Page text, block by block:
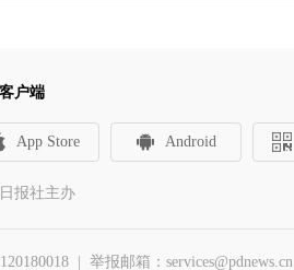
户端
App Store Android
报社主办
| 举报邮箱：services@pdnews.cn